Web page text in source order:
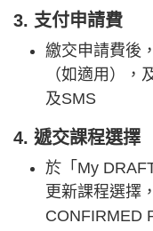
3. 支付申請費
繳交申請費後
（如適用），
及SMS
4. 遞交課程選擇
於「My
更新課程選擇
CONFIRMED